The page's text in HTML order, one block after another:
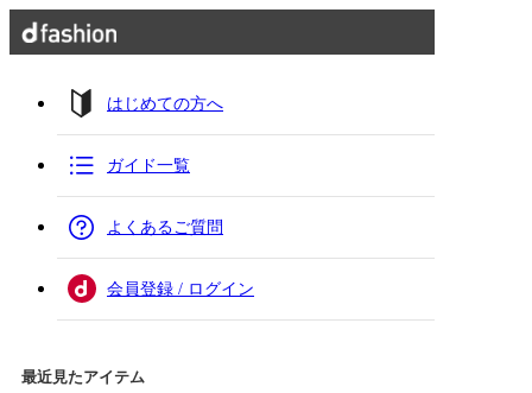
はじめての方へ
ガイド一覧
よくあるご質問
会員登録 / ログイン
最近見たアイテム